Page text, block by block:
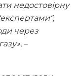
недостовірну
через
, –